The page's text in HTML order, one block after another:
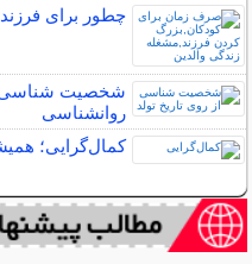
چطور برای
شخصیت شناسی
روانشناسی
کمال‌گرایی؛ همیشه «۲۰» گرفتن هم